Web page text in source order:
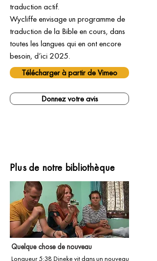
traduction actif.
Wycliffe envisage un programme de
traduction de la Bible en cours, dans
toutes les langues qui en ont encore
besoin, d’ici 2025.
Télécharger à partir de Vimeo
Donnez votre avis
Plus de notre bibliothèque
Quelque chose de nouveau
Longueur 5:38 Dineke vit dans un nouveau